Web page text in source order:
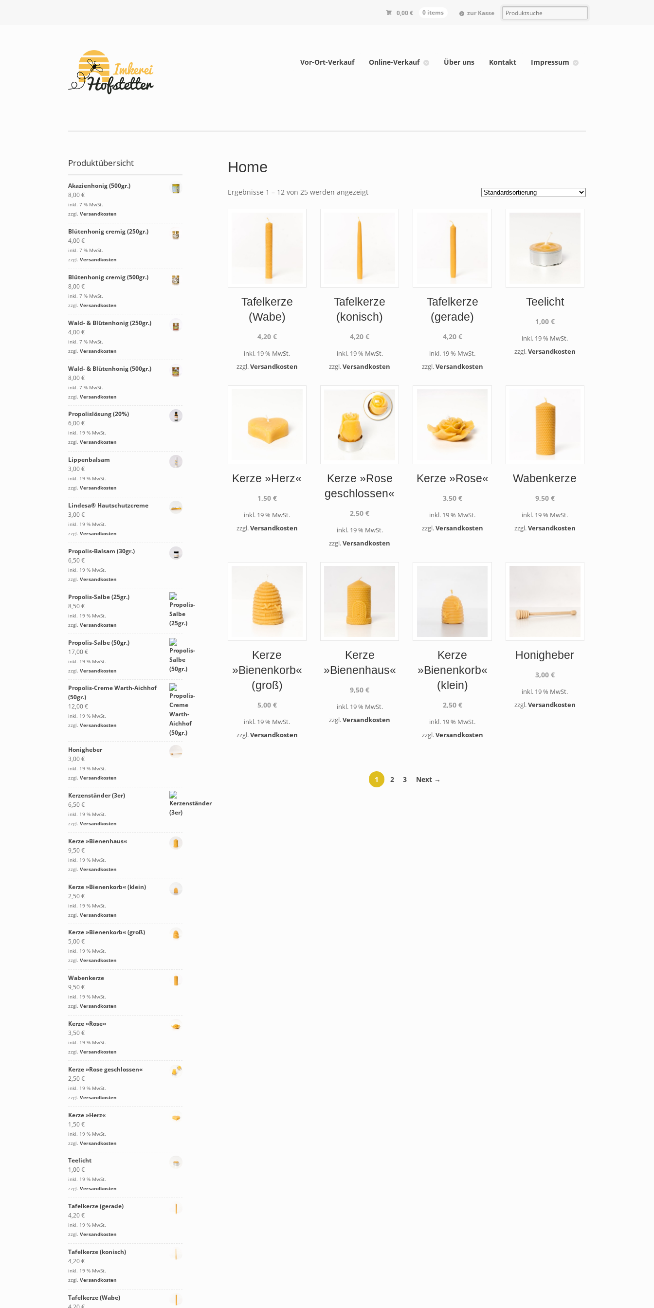
0,00€ 0 items zur Kasse
Vor-Ort-Verkauf Online-Verkauf Über uns Kontakt Impressum
Home
Ergebnisse 1 – 12 von 25 werden angezeigt
Tafelkerze
(Wabe)
4,20 €
inkl. 19 % MwSt.
zzgl.Versandkosten
Tafelkerze
(konisch)
4,20€
inkl. 19 % MwSt.
zzgl.Versandkosten
Tafelkerze
(gerade)
4,20 €
inkl. 19 % MwSt.
zzgl.Versandkosten
Teelicht
1,00 €
inkl. 19 % MwSt.
zzgl.Versandkosten
Kerze »Herz«
1,50 €
inkl. 19 % MwSt.
zzgl.Versandkosten
Kerze »Rose
geschlossen«
2,50€
inkl. 19 % MwSt.
zzgl.Versandkosten
Kerze »Rose«
3,50 €
inkl. 19 % MwSt.
zzgl.Versandkosten
Wabenkerze
9,50 €
inkl. 19 % MwSt.
zzgl.Versandkosten
Kerze
»Bienenkorb«
(groß)
5,00 €
inkl. 19 % MwSt.
zzgl.Versandkosten
Kerze
»Bienenhaus«
9,50€
inkl. 19 % MwSt.
zzgl.Versandkosten
Kerze
»Bienenkorb«
(klein)
2,50 €
inkl. 19 % MwSt.
zzgl.Versandkosten
Honigheber
3,00 €
inkl. 19 % MwSt.
zzgl.Versandkosten
1 2 3 Next →
Produktübersicht
Akazienhonig (500gr.)
8,00€
inkl. 7 % MwSt.
zzgl.Versandkosten
Blütenhonig cremig (250gr.)
4,00€
inkl. 7 % MwSt.
zzgl.Versandkosten
Blütenhonig cremig (500gr.)
8,00€
inkl. 7 % MwSt.
zzgl.Versandkosten
Wald- & Blütenhonig (250gr.)
4,00€
inkl. 7 % MwSt.
zzgl.Versandkosten
Wald- & Blütenhonig (500gr.)
8,00€
inkl. 7 % MwSt.
zzgl.Versandkosten
Propolislösung (20%)
6,00€
inkl. 19 % MwSt.
zzgl.Versandkosten
Lippenbalsam
3,00€
inkl. 19 % MwSt.
zzgl.Versandkosten
Lindesa® Hautschutzcreme
3,00€
inkl. 19 % MwSt.
zzgl.Versandkosten
Propolis-Balsam (30gr.)
6,50€
inkl. 19 % MwSt.
zzgl.Versandkosten
Propolis-Salbe (25gr.)
8,50€
inkl. 19 % MwSt.
zzgl.Versandkosten
Propolis-Salbe (50gr.)
17,00€
inkl. 19 % MwSt.
zzgl.Versandkosten
Propolis-Creme Warth-Aichhof
(50gr.)
12,00€
inkl. 19 % MwSt.
zzgl.Versandkosten
Honigheber
3,00€
inkl. 19 % MwSt.
zzgl.Versandkosten
Kerzenständer (3er)
6,50€
inkl. 19 % MwSt.
zzgl.Versandkosten
Kerze »Bienenhaus«
9,50€
inkl. 19 % MwSt.
zzgl.Versandkosten
Kerze »Bienenkorb« (klein)
2,50€
inkl. 19 % MwSt.
zzgl.Versandkosten
Kerze »Bienenkorb« (groß)
5,00€
inkl. 19 % MwSt.
zzgl.Versandkosten
Wabenkerze
9,50€
inkl. 19 % MwSt.
zzgl.Versandkosten
Kerze »Rose«
3,50€
inkl. 19 % MwSt.
zzgl.Versandkosten
Kerze »Rose geschlossen«
2,50€
inkl. 19 % MwSt.
zzgl.Versandkosten
Kerze »Herz«
1,50€
inkl. 19 % MwSt.
zzgl.Versandkosten
Teelicht
1,00€
inkl. 19 % MwSt.
zzgl.Versandkosten
Tafelkerze (gerade)
4,20€
inkl. 19 % MwSt.
zzgl.Versandkosten
Tafelkerze (konisch)
4,20€
inkl. 19 % MwSt.
zzgl.Versandkosten
Tafelkerze (Wabe)